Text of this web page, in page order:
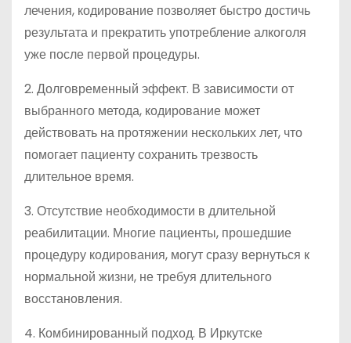
лечения, кодирование позволяет быстро достичь
результата и прекратить употребление алкоголя
уже после первой процедуры.
2. Долговременный эффект. В зависимости от
выбранного метода, кодирование может
действовать на протяжении нескольких лет, что
помогает пациенту сохранить трезвость
длительное время.
3. Отсутствие необходимости в длительной
реабилитации. Многие пациенты, прошедшие
процедуру кодирования, могут сразу вернуться к
нормальной жизни, не требуя длительного
восстановления.
4. Комбинированный подход. В Иркутске